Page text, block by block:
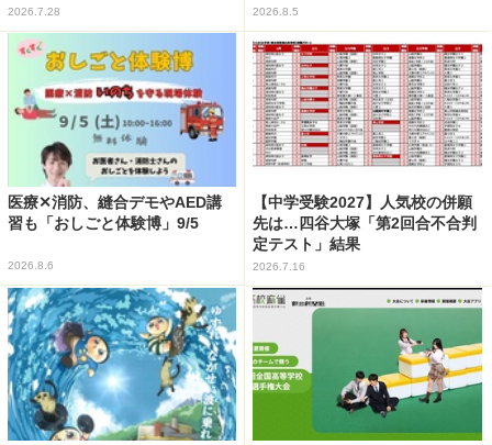
2026.7.28 2026.8.5
医療✕消防、縫合デモやAED講
習も「おしごと体験博」9/5
2026.8.6
【中学受験2027】人気校の併願
先は…四谷大塚「第2回合不合判
定テスト」結果
2026.7.16